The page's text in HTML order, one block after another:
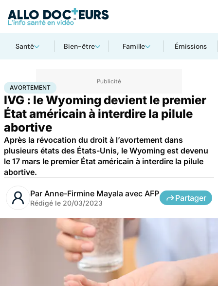
Santé Bien-être Famille Émissions
AccueilSantéSociété Avortement
AVORTEMENT
IVG : le Wyoming devient le premier
État américain à interdire la pilule
abortive
Après la révocation du droit à l’avortement dans
plusieurs états des États-Unis, le Wyoming est devenu
le 17 mars le premier État américain à interdire la pilule
abortive.
Par Anne-Firmine Mayala avec AFP
Rédigé le 20/03/2023
Partager